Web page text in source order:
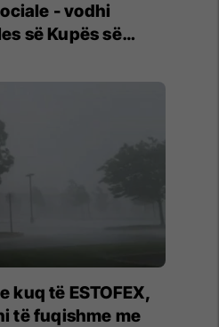
- vodhi
së Kupës së
kuq të ESTOFEX,
të fuqishme me